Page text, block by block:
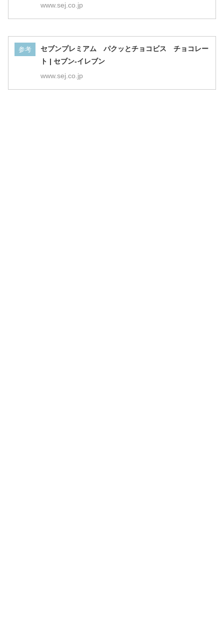
www.sej.co.jp
参考
セブンプレミアム パクッとチョコビス チョコレー
ト | セブン-イレブン
www.sej.co.jp